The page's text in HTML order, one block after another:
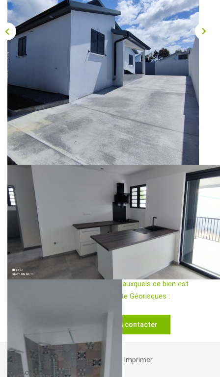
Qui Sommes-Nous ?
Nous Rejoindre
Nos Actualités
CONTACT
EXTRANET
Description
Réf : 58
L'agence LOGER vous propose une villa jumelée récente de
type t4 avec jardin clos en mur moellon et un
emplacement de deux véhicule.
La villa comprend 1 séjour avec 1 cuisine semi équipée, 1
suite parentale avec douche à l'italienne, 2 chambres et 1
salle d'eau eau avec toilettes séparés.
Les informations sur les risques auxquels ce bien est
exposé sont disponibles sur le site Géorisques :
Nous contacter
Imprimer